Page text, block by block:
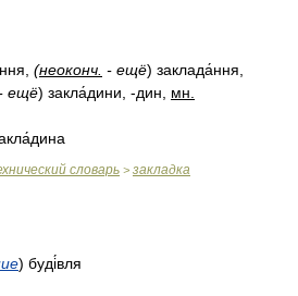
(неоконч. - ещё) заклада́ння,
ещё) закла́дини, -дин, мн.
словарь > закладка
) буді́вля